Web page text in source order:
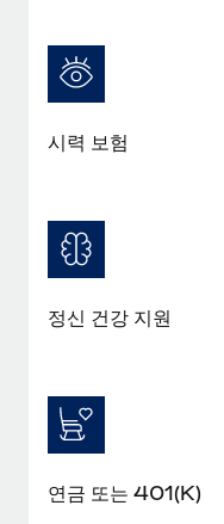
시력 보험
정신 건강 지원
연금 또는 401(K)